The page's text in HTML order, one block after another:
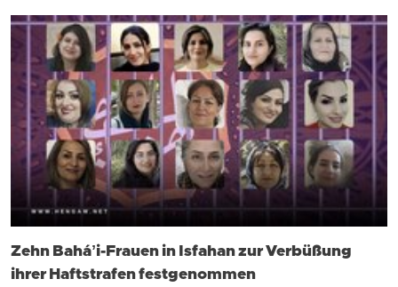
Zehn Baháʼi-Frauen in Isfahan zur Verbüßung
ihrer Haftstrafen festgenommen